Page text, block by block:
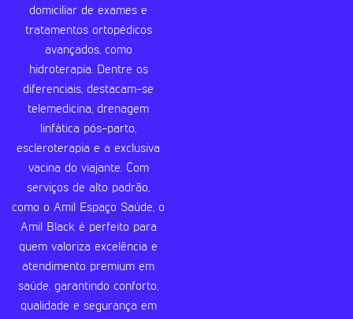
domiciliar de exames e
tratamentos ortopédicos
avançados, como
hidroterapia. Dentre os
diferenciais, destacam-se
telemedicina, drenagem
linfática pós-parto,
escleroterapia e a exclusiva
vacina do viajante. Com
serviços de alto padrão,
como o Amil Espaço Saúde, o
Amil Black é perfeito para
quem valoriza excelência e
atendimento premium em
saúde, garantindo conforto,
qualidade e segurança em